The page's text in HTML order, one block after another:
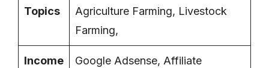
Topics
Agriculture Farming, Livestock
Farming,
Income
Google Adsense, Affiliate